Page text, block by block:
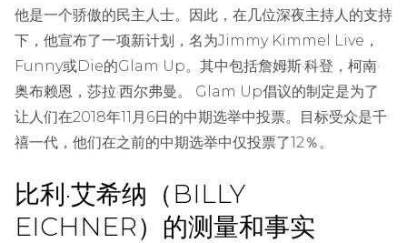
他是一个骄傲的民主人士。因此，在几位深夜主持人的支持
下，他宣布了一项新计划，名为Jimmy Kimmel Live，
Funny或Die的Glam Up。其中包括詹姆斯·科登，柯南·
奥布赖恩，莎拉·西尔弗曼。 Glam Up倡议的制定是为了
让人们在2018年11月6日的中期选举中投票。目标受众是千
禧一代，他们在之前的中期选举中仅投票了12％。
比利·艾希纳（BILLY
EICHNER）的测量和事实